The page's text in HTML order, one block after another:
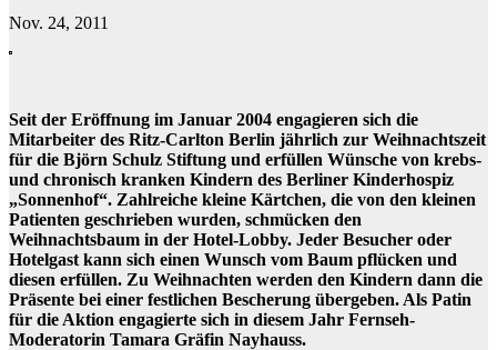
Nov. 24, 2011
Seit der Eröffnung im Januar 2004 engagieren sich die
Mitarbeiter des Ritz-Carlton Berlin jährlich zur Weihnachtszeit
für die Björn Schulz Stiftung und erfüllen Wünsche von krebs-
und chronisch kranken Kindern des Berliner Kinderhospiz
„Sonnenhof“. Zahlreiche kleine Kärtchen, die von den kleinen
Patienten geschrieben wurden, schmücken den
Weihnachtsbaum in der Hotel-Lobby. Jeder Besucher oder
Hotelgast kann sich einen Wunsch vom Baum pflücken und
diesen erfüllen. Zu Weihnachten werden den Kindern dann die
Präsente bei einer festlichen Bescherung übergeben. Als Patin
für die Aktion engagierte sich in diesem Jahr Fernseh-
Moderatorin Tamara Gräfin Nayhauss.